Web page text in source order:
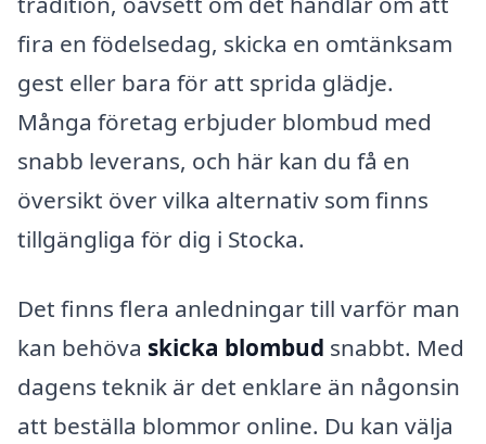
fira en födelsedag, skicka en omtänksam
gest eller bara för att sprida glädje.
Många företag erbjuder blombud med
snabb leverans, och här kan du få en
översikt över vilka alternativ som finns
tillgängliga för dig i Stocka.
Det finns flera anledningar till varför man
kan behöva skicka blombud snabbt. Med
dagens teknik är det enklare än någonsin
att beställa blommor online. Du kan välja